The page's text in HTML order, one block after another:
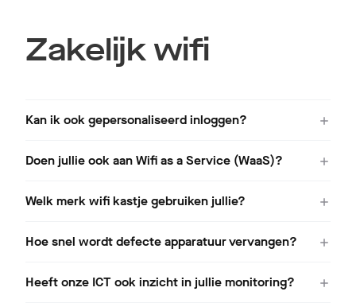
Zakelijk wifi
Kan ik ook gepersonaliseerd inloggen?
Doen jullie ook aan Wifi as a Service (WaaS)?
Welk merk wifi kastje gebruiken jullie?
Hoe snel wordt defecte apparatuur vervangen?
Heeft onze ICT ook inzicht in jullie monitoring?